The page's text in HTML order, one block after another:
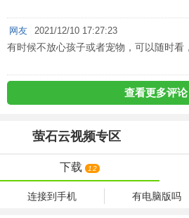
网友 2021/12/10 17:27:23
有时候不放心孩子或者宠物，可以随时看
查看更多评论
萤石云视频专区
下载 12
连接到手机 有电脑版吗